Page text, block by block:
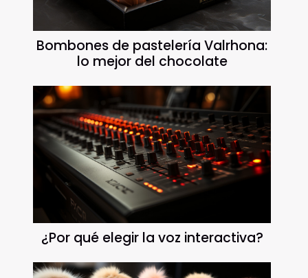
Bombones de pastelería Valrhona:
lo mejor del chocolate
¿Por qué elegir la voz interactiva?